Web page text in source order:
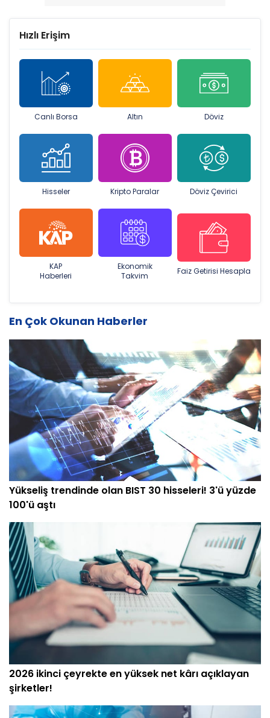
Hızlı Erişim
Canlı Borsa Altın Döviz
Hisseler Kripto Paralar Döviz Çevirici
KAP
Haberleri
Ekonomik
Takvim
Faiz Getirisi Hesapla
En Çok Okunan Haberler
Yükseliş trendinde olan BIST 30 hisseleri! 3'ü yüzde
100'ü aştı
2026 ikinci çeyrekte en yüksek net kârı açıklayan
şirketler!